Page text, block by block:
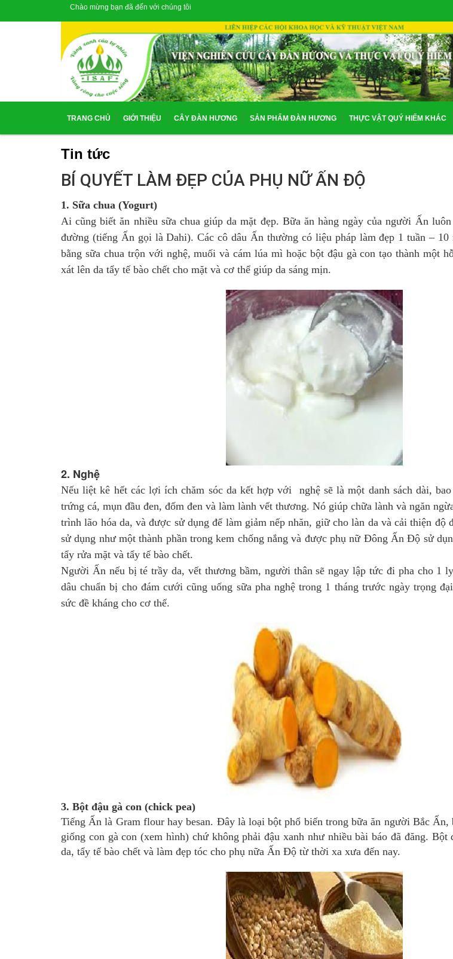
Chào mừng bạn đã đến với chúng tôi
TRANG CHỦ GIỚI THIỆU CÂY ĐÀN HƯƠNG SẢN PHẨM ĐÀN HƯƠNG THỰC VẬT QUÝ HIẾM KHÁC
Tin tức
BÍ QUYẾT LÀM ĐẸP CỦA PHỤ NỮ ẤN ĐỘ
1. Sữa chua (Yogurt)
Ai cũng biết ăn nhiều sữa chua giúp da mặt đẹp. Bữa ăn hàng ngày của người Ấn
đường (tiếng Ấn gọi là Dahi). Các cô dâu Ấn thường có liệu pháp làm đẹp 1 tuần – 10
bằng sữa chua trộn với nghệ, muối và cám lúa mì hoặc bột đậu gà con tạo thành một
xát lên da tẩy tế bào chết cho mặt và cơ thể giúp da sáng mịn.
2. Nghệ
Nếu liệt kê hết các lợi ích chăm sóc da kết hợp với nghệ sẽ là một danh sách dài,
trứng cá, mụn đầu đen, đốm đen và làm lành vết thương. Nó giúp chữa lành và ngăn
trình lão hóa da, và được sử dụng để làm giảm nếp nhăn, giữ cho làn da và cải thiện độ
sử dụng như một thành phần trong kem chống nắng và được phụ nữ Đông Ấn Độ sử
tẩy rửa mặt và tẩy tế bào chết.
Người Ấn nếu bị té trầy da, vết thương bầm, người thân sẽ ngay lập tức đi pha cho 1
dâu chuẩn bị cho đám cưới cũng uống sữa pha nghệ trong 1 tháng trước ngày trọng
sức đề kháng cho cơ thể.
3. Bột đậu gà con (chick pea)
Tiếng Ấn là Gram flour hay besan. Đây là loại bột phổ biến trong bữa ăn người Bắc Ấn,
giống con gà con (xem hình) chứ không phải đậu xanh như nhiều bài báo đã đăng. Bột
da, tẩy tế bào chết và làm đẹp tóc cho phụ nữa Ấn Độ từ thời xa xưa đến nay.